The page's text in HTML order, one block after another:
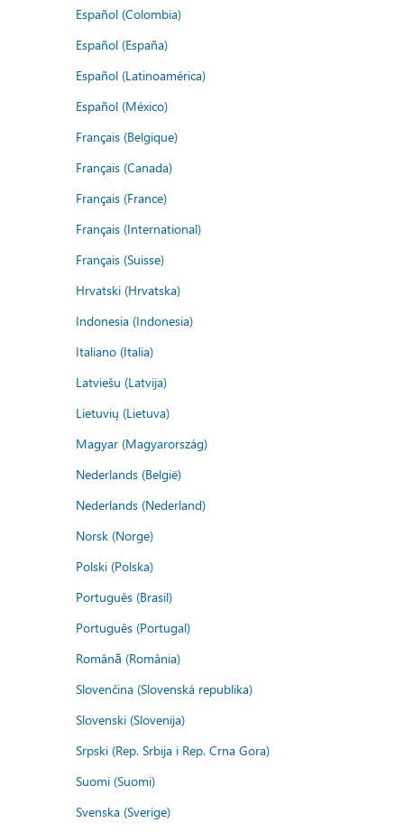
Español (Colombia)
Español (España)
Español (Latinoamérica)
Español (México)
Français (Belgique)
Français (Canada)
Français (France)
Français (International)
Français (Suisse)
Hrvatski (Hrvatska)
Indonesia (Indonesia)
Italiano (Italia)
Latviešu (Latvija)
Lietuvių (Lietuva)
Magyar (Magyarország)
Nederlands (België)
Nederlands (Nederland)
Norsk (Norge)
Polski (Polska)
Português (Brasil)
Português (Portugal)
Română (România)
Slovenčina (Slovenská republika)
Slovenski (Slovenija)
Srpski (Rep. Srbija i Rep. Crna Gora)
Suomi (Suomi)
Svenska (Sverige)